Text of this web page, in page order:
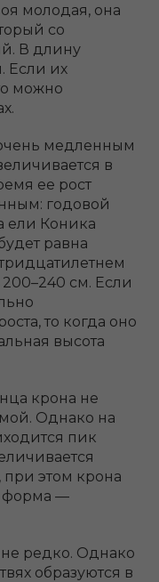
молодая, она
со
В длину
Если их
можно
медленным
в
ее рост
годовой
ели Коника
равна
200–240 см. Если
то когда оно
высота
крона не
Однако на
пик
при этом крона
форма —
редко. Однако
образуются в